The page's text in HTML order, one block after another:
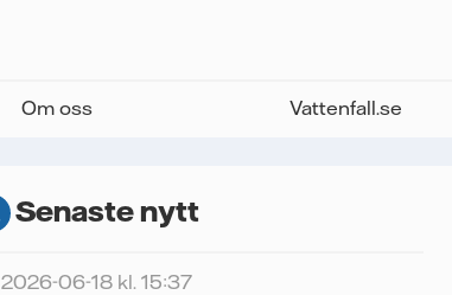
Om oss Vattenfall.se
Senaste nytt
2026-06-18 kl. 15:37